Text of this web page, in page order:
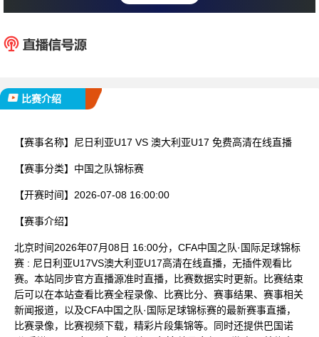
0 : 0
比赛介绍
【赛事名称】 尼日利亚U17 VS 澳大利亚U17 免费高清在线直播
【赛事分类】 中国之队锦标赛
【开赛时间】 2026-07-08 16:00:00
【赛事介绍】
北京时间2026年07月08日 16:00分，CFA中国之队·国际足球锦标
赛 : 尼日利亚U17VS澳大利亚U17高清在线直播，无插件观看比
赛。本站同步官方直播源准时直播，比赛数据实时更新。比赛结束
后可以在本站查看比赛全程录像、比赛比分、赛事结果、赛事相关
新闻报道，以及CFA中国之队·国际足球锦标赛的最新赛事直播，
比赛录像，比赛视频下载，精彩片段集锦等。同时还提供巴国诺